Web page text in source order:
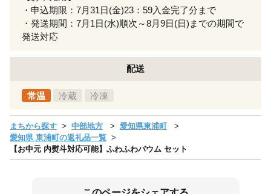
・申込期限：7月31日(金)23：59入金完了分まで
・発送期間：7月1日(水)順次～8月9日(日)までの期間で
発送対応
配送
常温 冷蔵 冷凍
まちから探す 中部地方
愛知県東浦町
愛知県 東浦町の返礼品一覧
【お中元 内熨斗対応可能】ふわふわバウム セット